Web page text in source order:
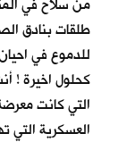
طلقات بنادق
للدموع في
كحلول اخيرة !
التي كانت
العسكرية التي